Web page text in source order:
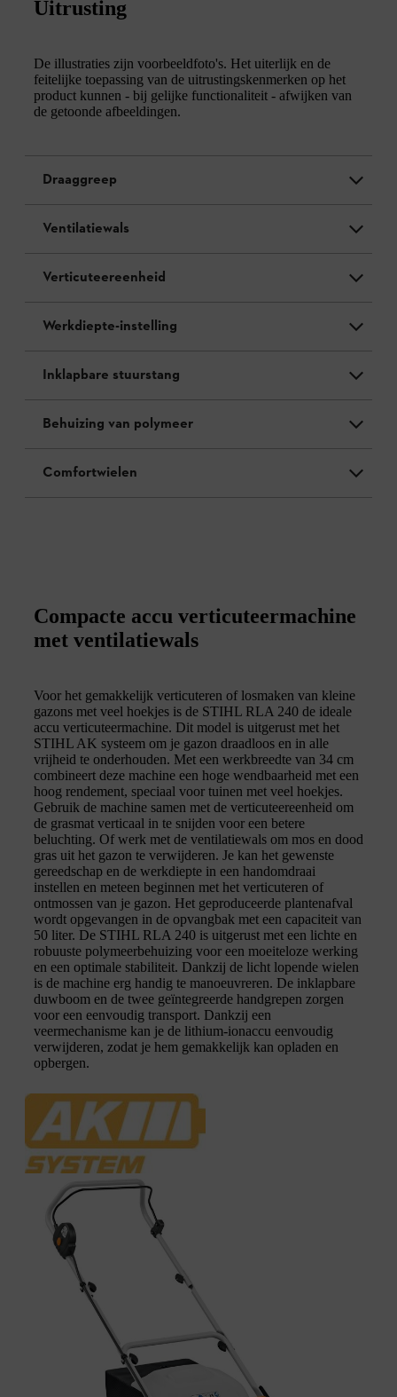
Uitrusting
De illustraties zijn voorbeeldfoto's. Het uiterlijk en de
feitelijke toepassing van de uitrustingskenmerken op het
product kunnen - bij gelijke functionaliteit - afwijken van
de getoonde afbeeldingen.
Draaggreep
Ventilatiewals
Verticuteereenheid
Werkdiepte-instelling
Inklapbare stuurstang
Behuizing van polymeer
Comfortwielen
Compacte accu verticuteermachine
met ventilatiewals
Voor het gemakkelijk verticuteren of losmaken van kleine
gazons met veel hoekjes is de STIHL RLA 240 de ideale
accu verticuteermachine. Dit model is uitgerust met het
STIHL AK systeem om je gazon draadloos en in alle
vrijheid te onderhouden. Met een werkbreedte van 34 cm
combineert deze machine een hoge wendbaarheid met een
hoog rendement, speciaal voor tuinen met veel hoekjes.
Gebruik de machine samen met de verticuteereenheid om
de grasmat verticaal in te snijden voor een betere
beluchting. Of werk met de ventilatiewals om mos en dood
gras uit het gazon te verwijderen. Je kan het gewenste
gereedschap en de werkdiepte in een handomdraai
instellen en meteen beginnen met het verticuteren of
ontmossen van je gazon. Het geproduceerde plantenafval
wordt opgevangen in de opvangbak met een capaciteit van
50 liter. De STIHL RLA 240 is uitgerust met een lichte en
robuuste polymeerbehuizing voor een moeiteloze werking
en een optimale stabiliteit. Dankzij de licht lopende wielen
is de machine erg handig te manoeuvreren. De inklapbare
duwboom en de twee geïntegreerde handgrepen zorgen
voor een eenvoudig transport. Dankzij een
veermechanisme kan je de lithium-ionaccu eenvoudig
verwijderen, zodat je hem gemakkelijk kan opladen en
opbergen.